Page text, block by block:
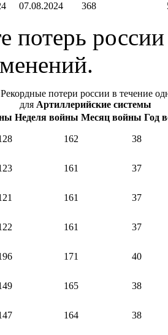
07.08.2024 368
потерь
потери россии в течение
для Артиллерийские системы
Неделя войны Месяц войны Год
162 38
161 37
161 37
161 37
171 40
165 38
164 38